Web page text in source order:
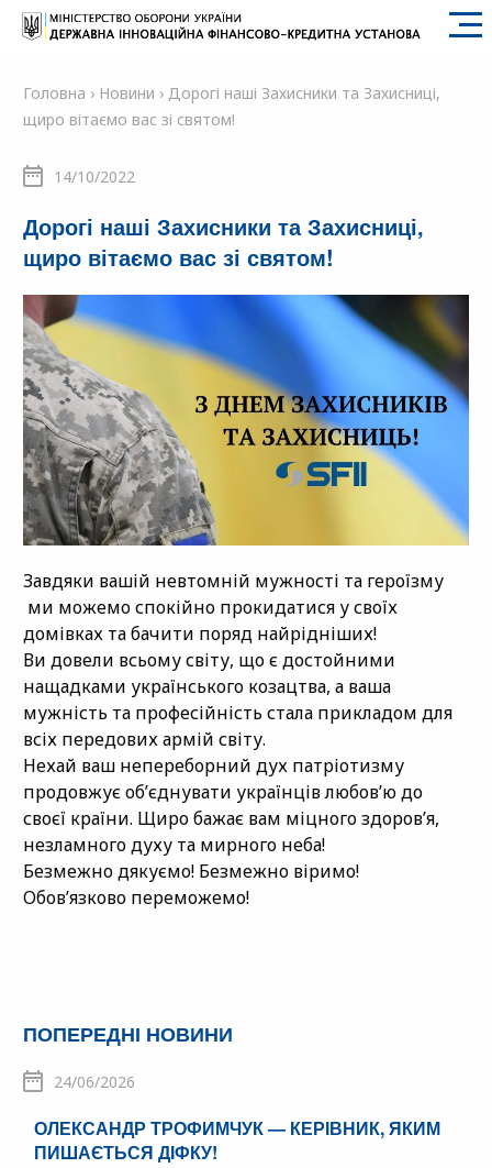
SFII
Головна › Новини › Дорогі наші Захисники та Захисниці,
щиро вітаємо вас зі святом!
14/10/2022
Дорогі наші Захисники та Захисниці,
щиро вітаємо вас зі святом!
Завдяки вашій невтомній мужності та героїзму
ми можемо спокійно прокидатися у своїх
домівках та бачити поряд найрідніших!
Ви довели всьому світу, що є достойними
нащадками українського козацтва, а ваша
мужність та професійність стала прикладом для
всіх передових армій світу.
Нехай ваш непереборний дух патріотизму
продовжує об’єднувати українців любов’ю до
своєї країни. Щиро бажає вам міцного здоров’я,
незламного духу та мирного неба!
Безмежно дякуємо! Безмежно віримо!
Обов’язково переможемо!
ПОПЕРЕДНІ НОВИНИ
24/06/2026
ОЛЕКСАНДР ТРОФИМЧУК — КЕРІВНИК, ЯКИМ
ПИШАЄТЬСЯ ДІФКУ!